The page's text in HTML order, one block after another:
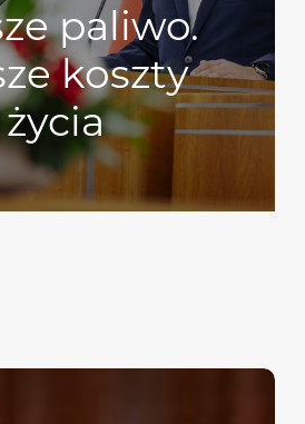
paliwo.
koszty
życia